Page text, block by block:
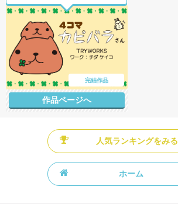
完結作品
作品ページへ
人気ランキングをみる
ホーム